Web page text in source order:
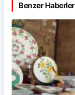
Benzer Haberler